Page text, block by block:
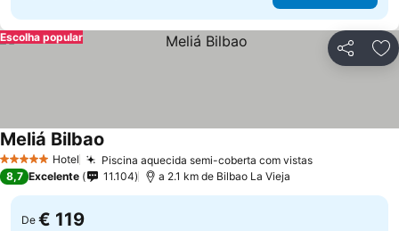
Partilhar
Escolha popular
5 Estrelas Hotel Piscina aquecida semi-coberta com vistas
Meliá Bilbao
8,7 Excelente 11.104 a 2.1 km de Bilbao La Vieja
De € 119